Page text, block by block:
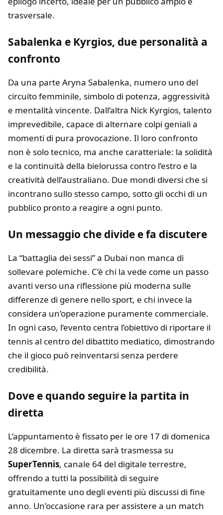
trasversale.
Sabalenka e Kyrgios, due personalità a
confronto
Da una parte Aryna Sabalenka, numero uno del
circuito femminile, simbolo di potenza, aggressività
e mentalità vincente. Dall’altra Nick Kyrgios, talento
imprevedibile, capace di alternare colpi geniali a
momenti di pura provocazione. Il loro confronto
non è solo tecnico, ma anche caratteriale: la solidità
e la continuità della bielorussa contro l’estro e la
creatività dell’australiano. Due mondi diversi che si
incontrano sullo stesso campo, sotto gli occhi di un
pubblico pronto a reagire a ogni punto.
Un messaggio che divide e fa discutere
La “battaglia dei sessi” a Dubai non manca di
sollevare polemiche. C’è chi la vede come un passo
avanti verso una riflessione più moderna sulle
differenze di genere nello sport, e chi invece la
considera un’operazione puramente commerciale.
In ogni caso, l’evento centra l’obiettivo di riportare il
tennis al centro del dibattito mediatico, dimostrando
che il gioco può reinventarsi senza perdere
credibilità.
Dove e quando seguire la partita in
diretta
L’appuntamento è fissato per le ore 17 di domenica
28 dicembre. La diretta sarà trasmessa su
SuperTennis, canale 64 del digitale terrestre,
offrendo a tutti la possibilità di seguire
gratuitamente uno degli eventi più discussi di fine
anno. Un’occasione rara per assistere a un match